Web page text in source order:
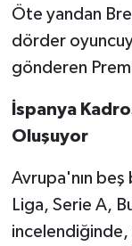
Öte yandan
dörder
gönderen
İspanya
Oluşuyor
Avrupa'nın beş
Liga, Serie A,
incelendiğinde,